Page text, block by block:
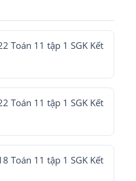
Toán 11 tập 1 SGK Kết
Toán 11 tập 1 SGK Kết
Toán 11 tập 1 SGK Kết